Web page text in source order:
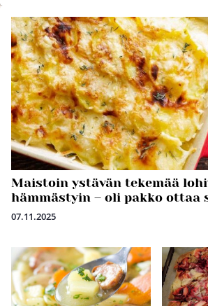
Maistoin ystävän tekemää
hämmästyin – oli pakko ottaa
07.11.2025